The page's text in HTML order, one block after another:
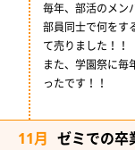
毎年、部活のメン
部員同士で何をす
て売りました！！
また、学園祭に毎
ったです！！
11月 ゼミでの卒